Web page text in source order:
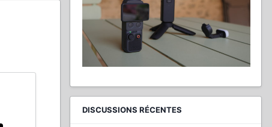
DISCUSSIONS RÉCENTES